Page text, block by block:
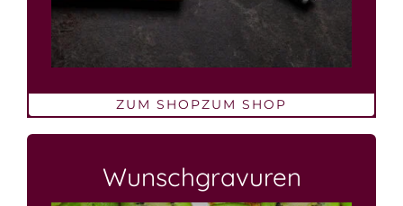
ZUM SHOPZUM SHOP
Wunschgravuren